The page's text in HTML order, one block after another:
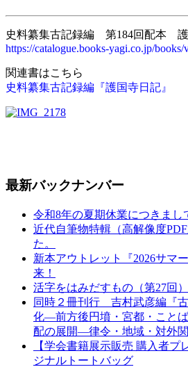
史料纂集古記録編 第184回配本
https://catalogue.books-yagi.co.jp/
関連書はこちら
史料纂集古記録編『護国寺日記』
最新バックナンバー
令和8年の夏期休業につきまし
近代自筆物特輯（高解像度
た。
新本アウトレット『2026サマ
来！
活字をはみだすもの（第27回
同時２冊刊行 吉村武彦編『
化—前方後円墳・宮都・こと
配の展開—律令・地域・対外
【学会書籍展示販売 購入者プ
ジナルトートバッグ